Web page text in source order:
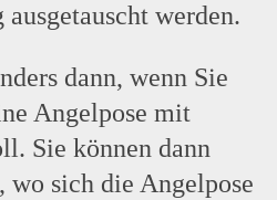
werden.
dann, wenn Sie
Angelpose mit
Sie können dann
wo sich die Angelpose